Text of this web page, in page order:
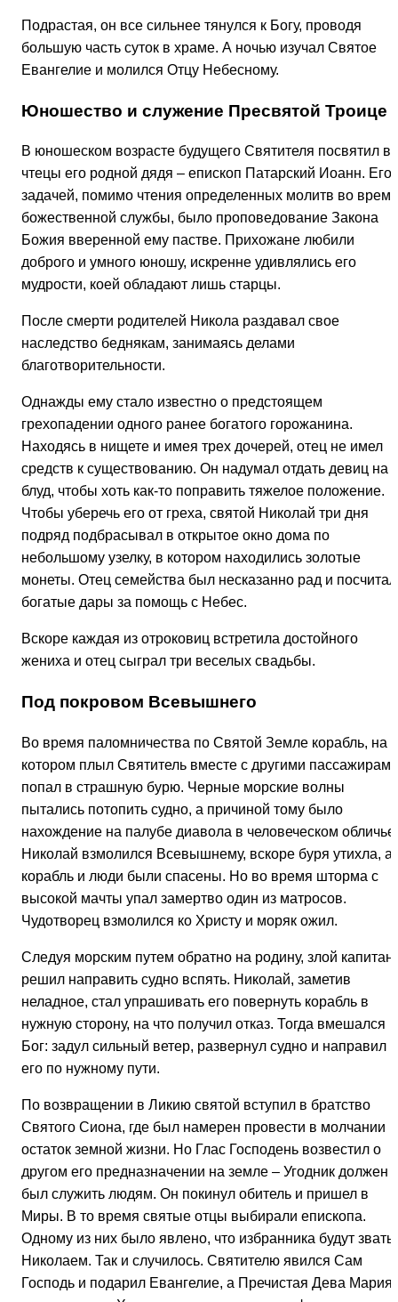
Подрастая, он все сильнее тянулся к Богу, проводя
большую часть суток в храме. А ночью изучал Святое
Евангелие и молился Отцу Небесному.
Юношество и служение Пресвятой Троице
В юношеском возрасте будущего Святителя посвятил во
чтецы его родной дядя – епископ Патарский Иоанн. Его
задачей, помимо чтения определенных молитв во время
божественной службы, было проповедование Закона
Божия вверенной ему пастве. Прихожане любили
доброго и умного юношу, искренне удивлялись его
мудрости, коей обладают лишь старцы.
После смерти родителей Никола раздавал свое
наследство беднякам, занимаясь делами
благотворительности.
Однажды ему стало известно о предстоящем
грехопадении одного ранее богатого горожанина.
Находясь в нищете и имея трех дочерей, отец не имел
средств к существованию. Он надумал отдать девиц на
блуд, чтобы хоть как-то поправить тяжелое положение.
Чтобы уберечь его от греха, святой Николай три дня
подряд подбрасывал в открытое окно дома по
небольшому узелку, в котором находились золотые
монеты. Отец семейства был несказанно рад и посчитал
богатые дары за помощь с Небес.
Вскоре каждая из отроковиц встретила достойного
жениха и отец сыграл три веселых свадьбы.
Под покровом Всевышнего
Во время паломничества по Святой Земле корабль, на
котором плыл Святитель вместе с другими
попал в страшную бурю. Черные морские волны
пытались потопить судно, а причиной тому было
нахождение на палубе диавола в человеческом обличье.
Николай взмолился Всевышнему, вскоре буря утихла, а
корабль и люди были спасены. Но во время шторма с
высокой мачты упал замертво один из матросов.
Чудотворец взмолился ко Христу и моряк ожил.
Следуя морским путем обратно на родину, злой капитан
решил направить судно вспять. Николай, заметив
неладное, стал упрашивать его повернуть корабль в
нужную сторону, на что получил отказ. Тогда вмешался
Бог: задул сильный ветер, развернул судно и направил
его по нужному пути.
По возвращении в Ликию святой вступил в братство
Святого Сиона, где был намерен провести в молчании
остаток земной жизни. Но Глас Господень возвестил о
другом его предназначении на земле – Угодник должен
был служить людям. Он покинул обитель и пришел в
Миры. В то время святые отцы выбирали епископа.
Одному из них было явлено, что избранника будут звать
Николаем. Так и случилось. Святителю явился Сам
Господь и подарил Евангелие, а Пречистая Дева Мария